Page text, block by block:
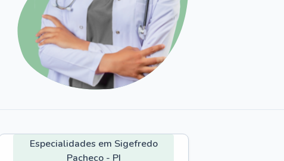
Especialidades em Sigefredo
Pacheco - PI